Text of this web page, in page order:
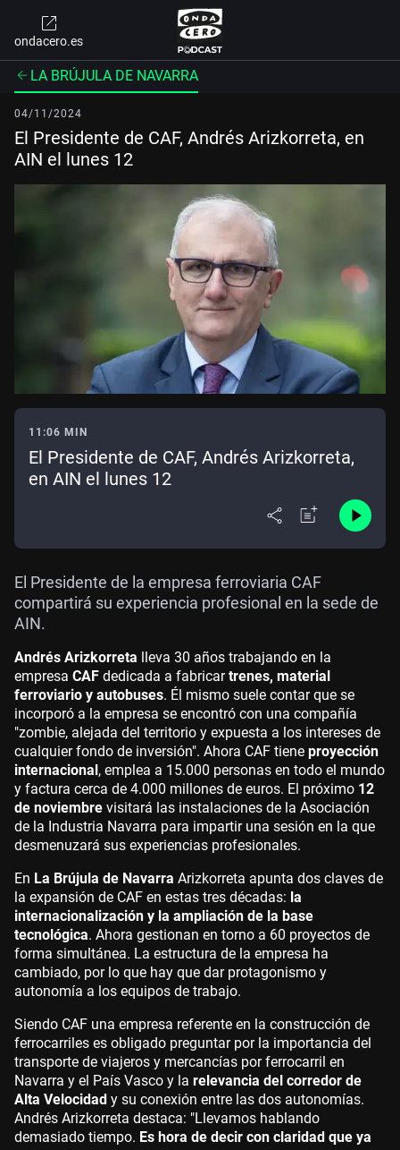
ondacero.es
LA BRÚJULA DE NAVARRA
04/11/2024
El Presidente de CAF, Andrés Arizkorreta, en
AIN el lunes 12
11:06 MIN
El Presidente de CAF, Andrés Arizkorreta,
en AIN el lunes 12
El Presidente de la empresa ferroviaria CAF
compartirá su experiencia profesional en la sede de
AIN.
Andrés Arizkorreta lleva 30 años trabajando en la
empresa CAF dedicada a fabricartrenes, material
ferroviario y autobuses. Él mismo suele contar que se
incorporó a la empresa se encontró con una compañía
"zombie, alejada del territorio y expuesta a los intereses de
cualquier fondo de inversión". Ahora CAF tiene proyección
internacional, emplea a 15.000 personas en todo el mundo
y factura cerca de 4.000 millones de euros. El próximo 12
de noviembre visitará las instalaciones de la Asociación
de la Industria Navarra para impartir una sesión en la que
desmenuzará sus experiencias profesionales.
En La Brújula de Navarra Arizkorreta apunta dos claves de
la expansión de CAF en estas tres décadas: la
internacionalización y la ampliación de la base
tecnológica. Ahora gestionan en torno a 60 proyectos de
forma simultánea. La estructura de la empresa ha
cambiado, por lo que hay que dar protagonismo y
autonomía a los equipos de trabajo.
Siendo CAF una empresa referente en la construcción de
ferrocarriles es obligado preguntar por la importancia del
transporte de viajeros y mercancías por ferrocarril en
Navarra y el País Vasco y la relevancia del corredor de
Alta Velocidad y su conexión entre las dos autonomías.
Andrés Arizkorreta destaca: "Llevamos hablando
demasiado tiempo. Es hora de decir con claridad que ya